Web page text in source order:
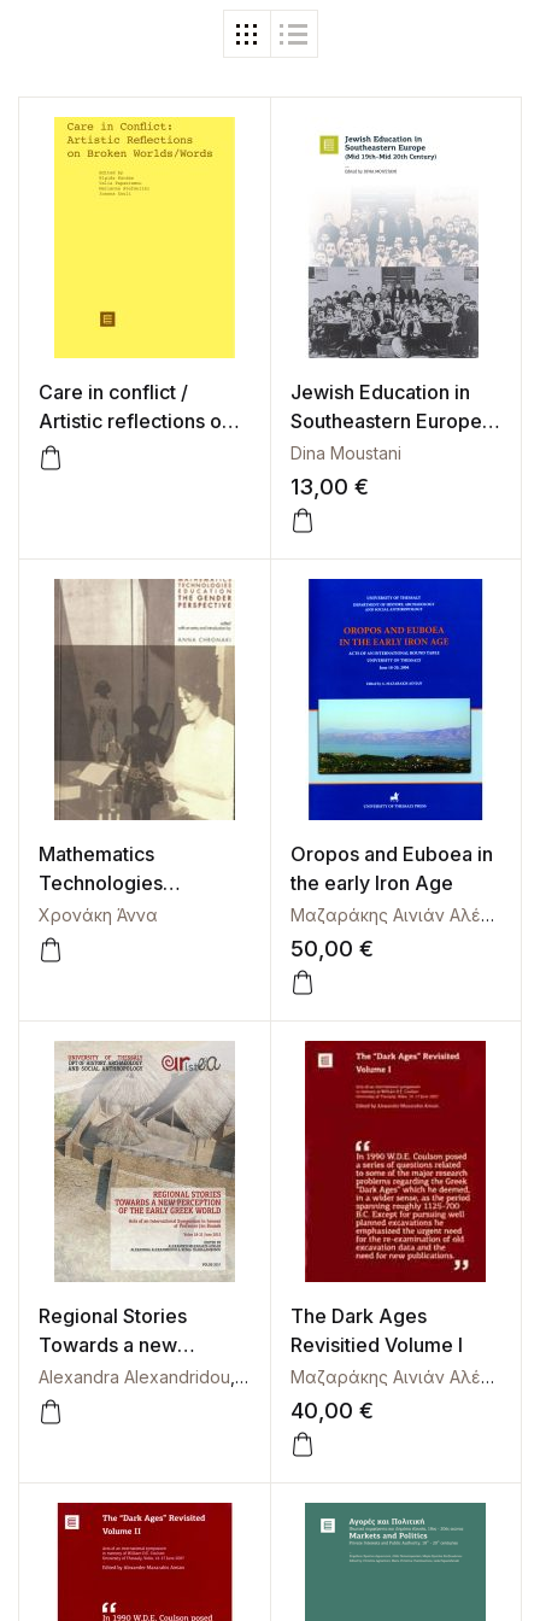
Care in conflict /
Artistic reflections on
broken worlds / words
Jewish Education in
Southeastern Europe
(Mid 19th-Mid 20th
Century)
Dina Moustani
13,00 €
Mathematics
Technologies
Education. The Gender
Perspective
Χρονάκη Άννα
Oropos and Euboea in
the early Iron Age
Μαζαράκης Αινιάν Αλέξανδρος
50,00 €
Regional Stories
Towards a new
Perception of the Early
Greek World
Alexandra Alexandridou Xenia Charalambidou,Μαζαράκης
The Dark Ages
Revisitied Volume I
Μαζαράκης Αινιάν Αλέξανδρος
40,00 €